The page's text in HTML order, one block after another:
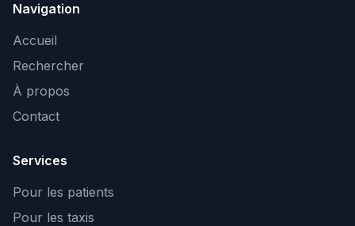
Navigation
Accueil
Rechercher
À propos
Contact
Services
Pour les patients
Pour les taxis